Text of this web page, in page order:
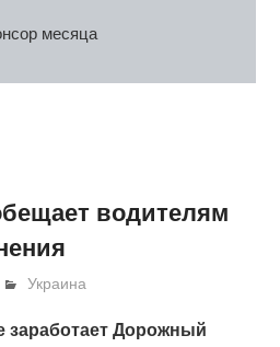
месяца
водителям
Украина
заработает Дорожный